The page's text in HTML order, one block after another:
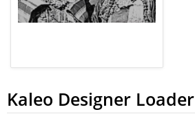
Kaleo Designer Loader